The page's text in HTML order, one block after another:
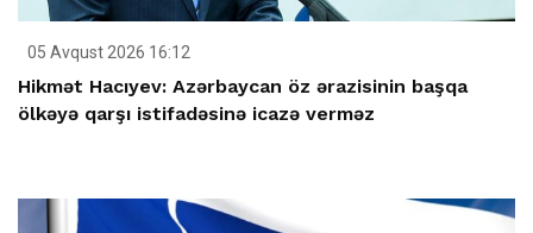
05 Avqust 2026 16:12
Hikmət Hacıyev: Azərbaycan öz ərazisinin başqa
ölkəyə qarşı istifadəsinə icazə verməz